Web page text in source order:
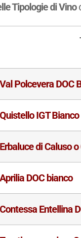
Tipologie di Vino
Val Polcevera DOC
Quistello IGT Bianco
Erbaluce di Caluso
Aprilia DOC bianco
Contessa Entellina